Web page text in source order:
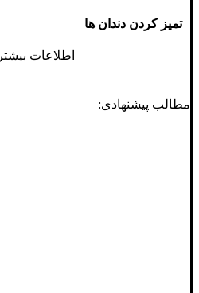
تمیز کردن دندان ها
اطلاعات بیشتر
مطالب پیشنهادی: